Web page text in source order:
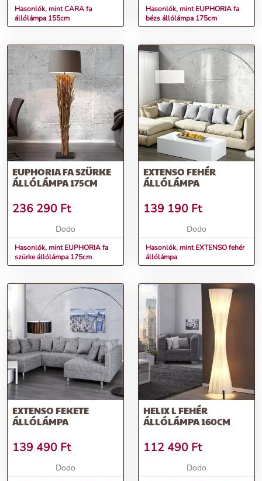
Hasonlók, mint CARA fa
állólámpa 155cm
Hasonlók, mint EUPHORIA fa
bézs állólámpa 175cm
EUPHORIA FA SZÜRKE
ÁLLÓLÁMPA 175CM
236 290 Ft
Dodo
Hasonlók, mint EUPHORIA fa
szürke állólámpa 175cm
EXTENSO FEHÉR
ÁLLÓLÁMPA
139 190 Ft
Dodo
Hasonlók, mint EXTENSO fehér
állólámpa
EXTENSO FEKETE
ÁLLÓLÁMPA
139 490 Ft
Dodo
HELIX L FEHÉR
ÁLLÓLÁMPA 160CM
112 490 Ft
Dodo